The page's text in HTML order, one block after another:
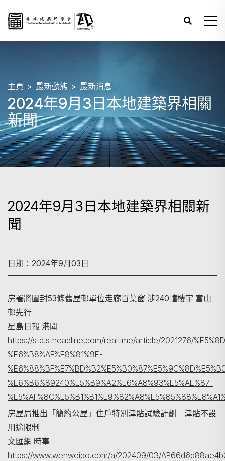
搜尋
主頁 最新動態 最新消息
2024年9月3日本地建築界相關
新聞
2024年9月3日本地建築界相關新
聞
日期：2024年9月03日
房署將圍封53條舊屋邨單位走廊百葉窗 涉240幢樓宇 富山
邨先行
星島日報 港聞
https://std.stheadline.com/realtime/article/2021276/
%E6%B8%AF%E8%81%9E-
%E6%B6%89240%E5%B9%A2%E6%A8%93%E5%AE%87-
房屋局推出「簡約公屋」住戶特別津貼試驗計劃 津貼不設
用途限制
文匯網 時事
https://www.wenweipo.com/a/202409/03/